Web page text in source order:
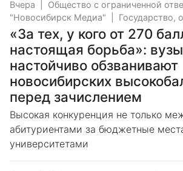
Вчера
Общество с ограниченной
"Новосибирск Медиа"
Государство,
«За тех, у кого от 270
настоящая борьба»: вузы
настойчиво обзванивают
новосибирских
перед зачислением
Высокая конкуренция не только
абитуриентами за бюджетные
университетами